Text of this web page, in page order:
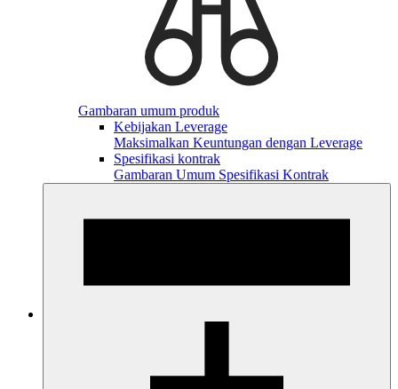
Gambaran umum produk
Kebijakan Leverage
Maksimalkan Keuntungan dengan Leverage
Spesifikasi kontrak
Gambaran Umum Spesifikasi Kontrak